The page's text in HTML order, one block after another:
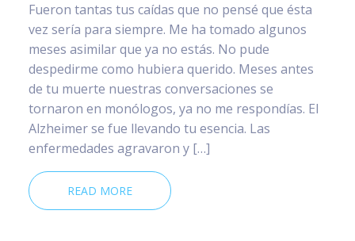
Fueron tantas tus caídas que no pensé que ésta
vez sería para siempre. Me ha tomado algunos
meses asimilar que ya no estás. No pude
despedirme como hubiera querido. Meses antes
de tu muerte nuestras conversaciones se
tornaron en monólogos, ya no me respondías. El
Alzheimer se fue llevando tu esencia. Las
enfermedades agravaron y […]
READ MORE